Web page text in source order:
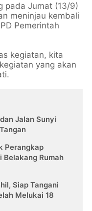
pada Jumat (13/9)
meninjau kembali
Pemerintah
kegiatan, kita
yang akan
Jalan Sunyi
Perangkap
Belakang Rumah
Siap Tangani
Melukai 18